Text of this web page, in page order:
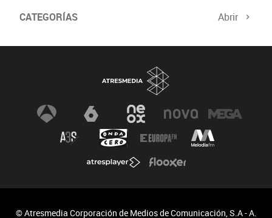
CATEGORÍAS Abrir
© Atresmedia Corporación de Medios de Comunicación, S.A - A.